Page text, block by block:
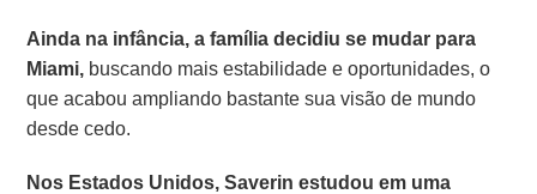
Ainda na infância, a família decidiu se mudar para
Miami, buscando mais estabilidade e oportunidades, o
que acabou ampliando bastante sua visão de mundo
desde cedo.
Nos Estados Unidos, Saverin estudou em uma